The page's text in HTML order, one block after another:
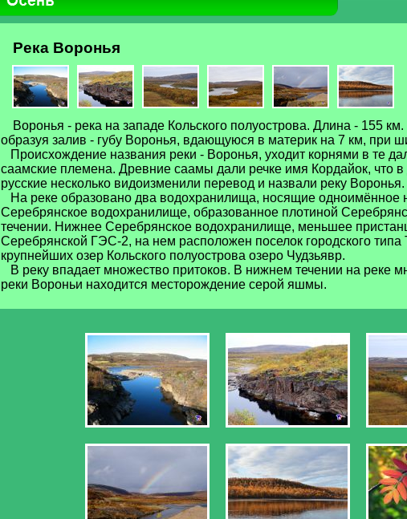
Река Воронья
Воронья - река на западе Кольского полуострова. Длина - 155
образуя залив - губу Воронья, вдающуюся в материк на 7 км, при
Происхождение названия реки - Воронья, уходит корнями в те
саамские племена. Древние саамы дали речке имя Кордайок, что
русские несколько видоизменили перевод и назвали реку Воронья.
На реке образовано два водохранилища, носящие одноимённое
Серебрянское водохранилище, образованное плотиной
течении. Нижнее Серебрянское водохранилище, меньшее
Серебрянской ГЭС-2, на нем расположен поселок городского
крупнейших озер Кольского полуострова озеро Чудзьявр.
В реку впадает множество притоков. В нижнем течении на реке
реки Вороньи находится месторождение серой яшмы.